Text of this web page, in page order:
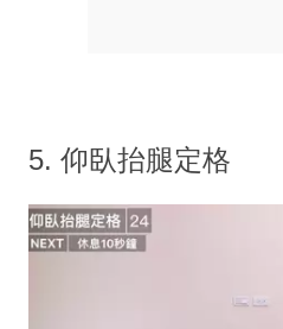
5. 仰臥抬腿定格